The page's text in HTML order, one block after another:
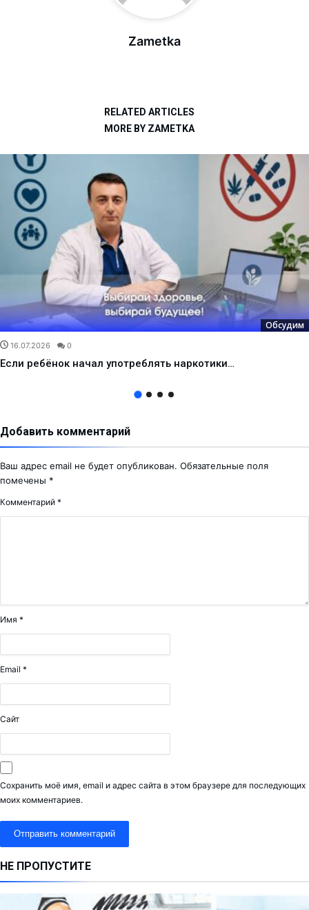
Zametka
RELATED ARTICLES
MORE BY ZAMETKA
Обсудим
16.07.2026 0
Если ребёнок начал употреблять наркотики…
Добавить комментарий
Ваш адрес email не будет опубликован. Обязательные поля
помечены *
Комментарий *
Имя *
Email *
Сайт
Сохранить моё имя, email и адрес сайта в этом браузере для последующих
моих комментариев.
НЕ ПРОПУСТИТЕ